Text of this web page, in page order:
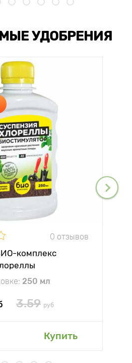
УДОБРЕНИЯ
0 отзывов
комплекс
250 мл
3.59 руб
Купить